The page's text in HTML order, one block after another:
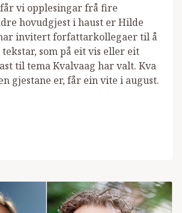
vi opplesingar frå fire
hovudgjest i haust er Hilde
invitert forfattarkollegaer til å
som på eit vis eller eit
til tema Kvalvaag har valt. Kva
gjestane er, får ein vite i august.